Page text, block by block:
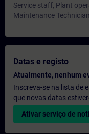
Service staff, Plant
Maintenance Technician
Datas e registo
Atualmente, nenhum
Inscreva-se na lista de
que novas datas
Ativar serviço de